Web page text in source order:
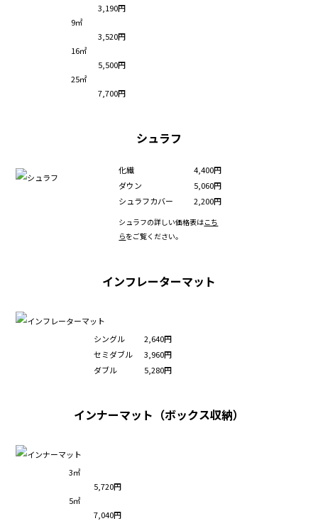
3,190円
9㎡
3,520円
16㎡
5,500円
25㎡
7,700円
シュラフ
化繊
4,400円
ダウン
5,060円
シュラフカバー
2,200円
シュラフの詳しい価格表はこち
らをご覧ください。
インフレーターマット
シングル
2,640円
セミダブル
3,960円
ダブル
5,280円
インナーマット（ボックス収納）
3㎡
5,720円
5㎡
7,040円